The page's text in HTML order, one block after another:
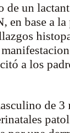
de un
en base a
a los
de 3